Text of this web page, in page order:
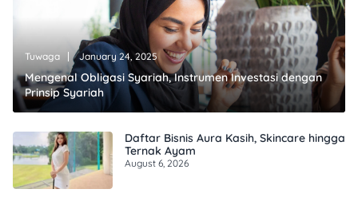
Tuwaga January 24, 2025
Mengenal Obligasi Syariah, Instrumen Investasi dengan
Prinsip Syariah
Daftar Bisnis Aura Kasih, Skincare hingga
Ternak Ayam
August 6, 2026